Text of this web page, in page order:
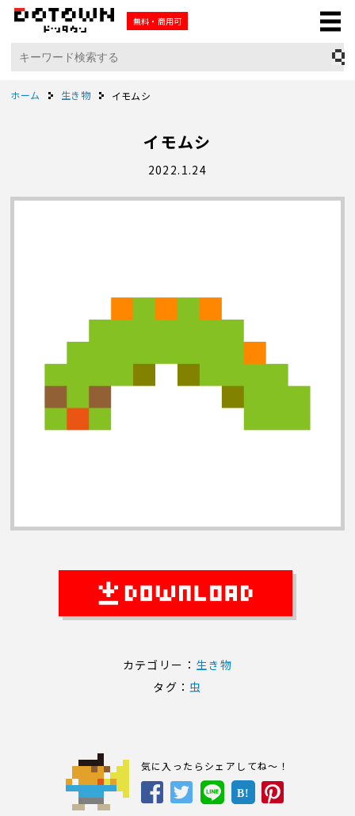
無料・商用可
ホーム 生き物 イモムシ
イモムシ
2022.1.24
カテゴリー： 生き物
タグ：虫
気に入ったらシェアしてね～！
B!